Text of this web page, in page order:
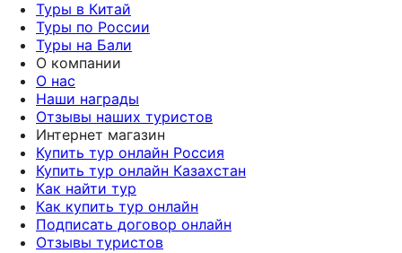
Туры в Китай
Туры по России
Туры на Бали
О компании
О нас
Наши награды
Отзывы наших туристов
Интернет магазин
Купить тур онлайн Россия
Купить тур онлайн Казахстан
Как найти тур
Как купить тур онлайн
Подписать договор онлайн
Отзывы туристов